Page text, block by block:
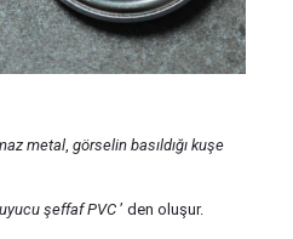
metal ,görselin basıldığı kuşe
şeffaf PVC’ den oluşur.